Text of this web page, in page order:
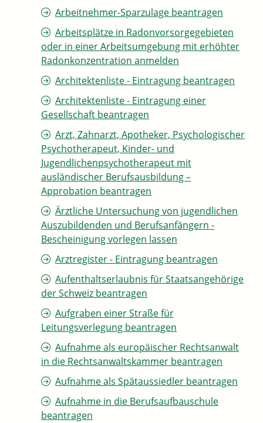
Arbeitnehmer-Sparzulage beantragen
Arbeitsplätze in Radonvorsorgegebieten
oder in einer Arbeitsumgebung mit erhöhter
Radonkonzentration anmelden
Architektenliste - Eintragung beantragen
Architektenliste - Eintragung einer
Gesellschaft beantragen
Arzt, Zahnarzt, Apotheker, Psychologischer
Psychotherapeut, Kinder- und
Jugendlichenpsychotherapeut mit
ausländischer Berufsausbildung –
Approbation beantragen
Ärztliche Untersuchung von jugendlichen
Auszubildenden und Berufsanfängern -
Bescheinigung vorlegen lassen
Arztregister - Eintragung beantragen
Aufenthaltserlaubnis für Staatsangehörige
der Schweiz beantragen
Aufgraben einer Straße für
Leitungsverlegung beantragen
Aufnahme als europäischer Rechtsanwalt
in die Rechtsanwaltskammer beantragen
Aufnahme als Spätaussiedler beantragen
Aufnahme in die Berufsaufbauschule
beantragen